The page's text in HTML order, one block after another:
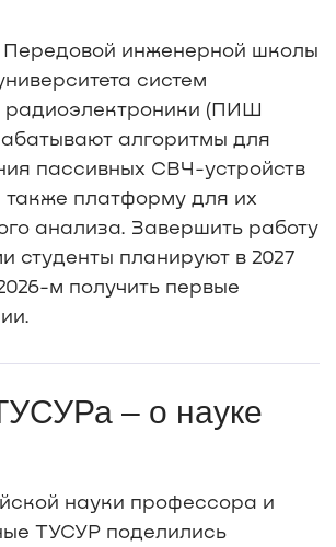
инженерной школы
систем
радиоэлектроники (ПИШ
алгоритмы для
пассивных СВЧ-устройств
платформу для их
анализа. Завершить работу
студенты планируют в 2027
м получить первые
– о науке
науки профессора и
ТУСУР поделились